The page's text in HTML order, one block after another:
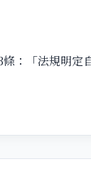
：「法規明